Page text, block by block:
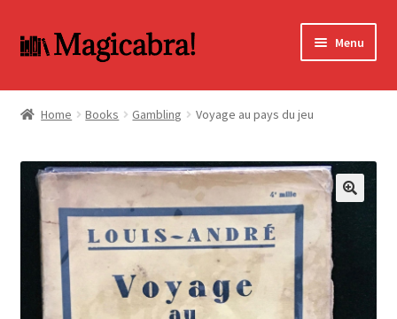
Skip
to
Skip
to
Menu
BOOKS
MY ACCOUNT
FAQ
Home Books Gambling Voyage au pays du jeu